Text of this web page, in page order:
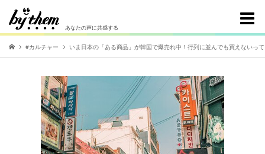
あなたの声に共感する
#カルチャー いま日本の「ある商品」が韓国で爆売れ中！行列に並んでも買えないっ